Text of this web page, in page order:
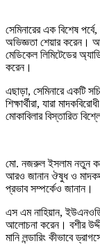
সেমিনারের এক বিশেষ
অভিজ্ঞতা শেয়ার করেন।
মেডিকেল লিমিটেডের
করেন।
এছাড়া, সেমিনারে একটি
শিক্ষার্থীরা, যারা
মোকাবিলার বিস্তারিত
মো. নজরুল ইসলাম নতুন
আরও জানান ঔষুধ ও
প্রভাব সম্পর্কেও জানান।
এস এম নাহিয়ান,
আলোচনা করেন। বশীর
মানি লন্ডারিং কীভাবে